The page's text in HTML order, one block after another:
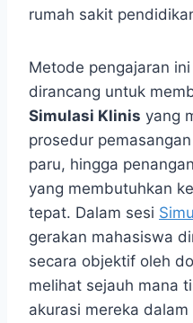
rumah sakit
Metode pengajaran
dirancang untuk
Simulasi Klinis yang
prosedur
paru, hingga
yang membutuhkan
tepat. Dalam sesi
gerakan mahasiswa
secara objektif oleh
melihat sejauh mana
akurasi mereka